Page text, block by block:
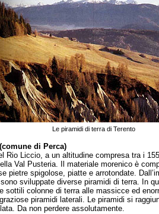
Le piramidi di terra di Terento
di Perca)
Rio Liccio, a un altitudine compresa tra i
Val Pusteria. Il materiale morenico è
pietre spigolose, piatte e arrotondate.
sviluppate diverse piramidi di terra. In
sottili colonne di terra alle massicce ed
piramidi laterali. Le piramidi si
Da non perdere assolutamente.